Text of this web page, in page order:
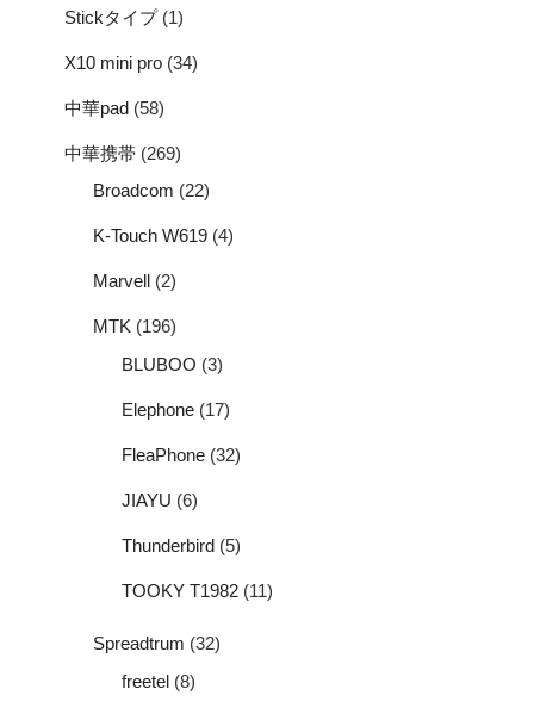
Stickタイプ(1)
X10 mini pro (34)
中華pad (58)
中華携帯 (269)
Broadcom (22)
K-Touch W619 (4)
Marvell (2)
MTK (196)
BLUBOO (3)
Elephone (17)
FleaPhone (32)
JIAYU (6)
Thunderbird (5)
TOOKY T1982 (11)
Spreadtrum (32)
freetel (8)